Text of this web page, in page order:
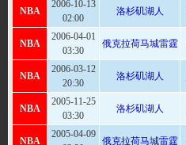
NBA
2006-10-13
02:00
洛杉矶湖人
NBA
2006-04-01
03:30
俄克拉荷马城雷霆
NBA
2006-03-12
20:30
洛杉矶湖人
NBA
2005-11-25
03:30
洛杉矶湖人
NBA
2005-04-09
俄克拉荷马城雷霆